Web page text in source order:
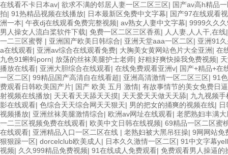
在线看不卡日本av| 欲求不满的邻居人妻一区二区三区| 国产av高h精品
拍| 91热精品视频在线播放| 日本最新区免费中文字幕| 国产97在线观看
洲一本| 午夜dj在线观看免费完整视频| av熟女人妻中文字幕| 9999久久
男人操女人流白桨软件下载| 免费一区二区三区香蕉| 人人妻,人人干,在线
一二三区蜜臀 | 亚洲国产欧美日韩综合| 亚洲天堂aaa一区二区| 亚洲91
a在线观看| 亚洲av综合在线观看免费| 大胸美女黄网站色片大全亚洲| 在
九色91蝌蚪porn| 放荡的丝袜美腿护士老师| 好粗好爽快操我免费视频|
播放在线看| 亚洲大胆综合在线观看| 在线免费观看亚洲v| 国产+精品+在
一区二区| 99精品国产高清自在线看超| 亚洲高清激情一区二区三区| 91
费观看日韩欧美国产片| 国产 欧美 五月 激情| 有故事情节的美女免费日
射视频在线播放| 天天看天天舔天天摸| 天天爱天天做天天舔| 九九视频
影在线观看| 色综合天天综合网天天狠天| 男的把女的捅爽的视频在线|
视频播放| 亚洲丝袜美腿激情综合| 欧洲av网址在线观看| 老肥熟妇丰满
一二三区视频免费在线观看| 欧美中文日韩在线视频| 69精品一区二区蜜
在线观看| 亚洲精品入口一区二区在线 | 老熟妇被大黑吊狂操| 9网网站免
狠狠躁一区| dorcelclub欧美成人 | 日本久久激情一区二区| 91中文字幕
视频| 久久999精品免费视频| 91在线成人免费观看| 免费观看男人操逼的